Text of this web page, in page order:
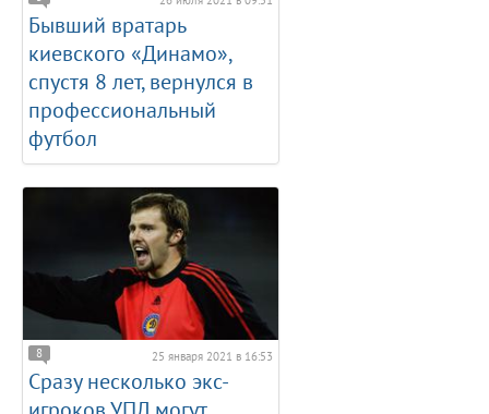
Бывший вратарь
киевского «Динамо»,
спустя 8 лет, вернулся в
профессиональный
футбол
8 25 января 2021 в 16:53
Сразу несколько экс-